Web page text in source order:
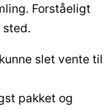
Forståeligt
slet vente til
pakket og